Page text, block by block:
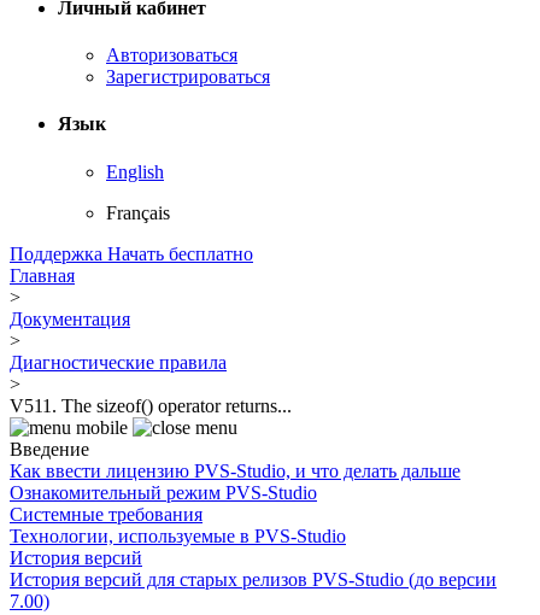
Личный кабинет
Авторизоваться
Зарегистрироваться
Язык
English
Français
Поддержка Начать бесплатно
Главная
>
Документация
>
Диагностические правила
>
V511. The sizeof() operator returns...
Введение
Как ввести лицензию PVS-Studio, и что делать дальше
Ознакомительный режим PVS-Studio
Системные требования
Технологии, используемые в PVS-Studio
История версий
История версий для старых релизов PVS-Studio (до версии
7.00)